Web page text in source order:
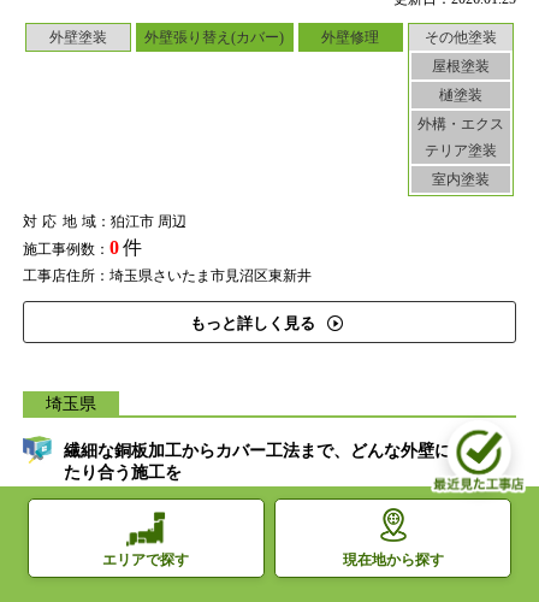
外壁塗装 外壁張り替え(カバー) 外壁修理
その他塗装
屋根塗装
樋塗装
外構・エクス
テリア塗装
室内塗装
対応地域：狛江市 周辺
施工事例数： 0件
工事店住所：埼玉県さいたま市見沼区東新井
もっと詳しく見る
埼玉県
繊細な銅板加工からカバー工法まで、どんな外壁にもぴっ
たり合う施工を
エリアで探す 現在地から探す